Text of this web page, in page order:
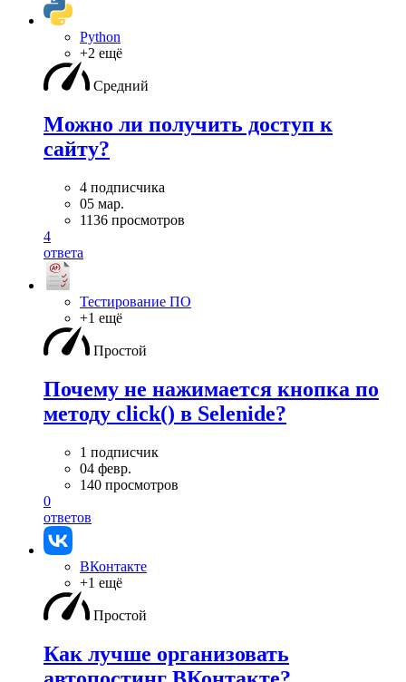
Python
+2 ещё
Средний
Можно ли получить доступ к
сайту?
4 подписчика
05 мар.
1136 просмотров
4
ответа
Тестирование ПО
+1 ещё
Простой
Почему не нажимается кнопка по
методу click() в Selenide?
1 подписчик
04 февр.
140 просмотров
0
ответов
ВКонтакте
+1 ещё
Простой
Как лучше организовать